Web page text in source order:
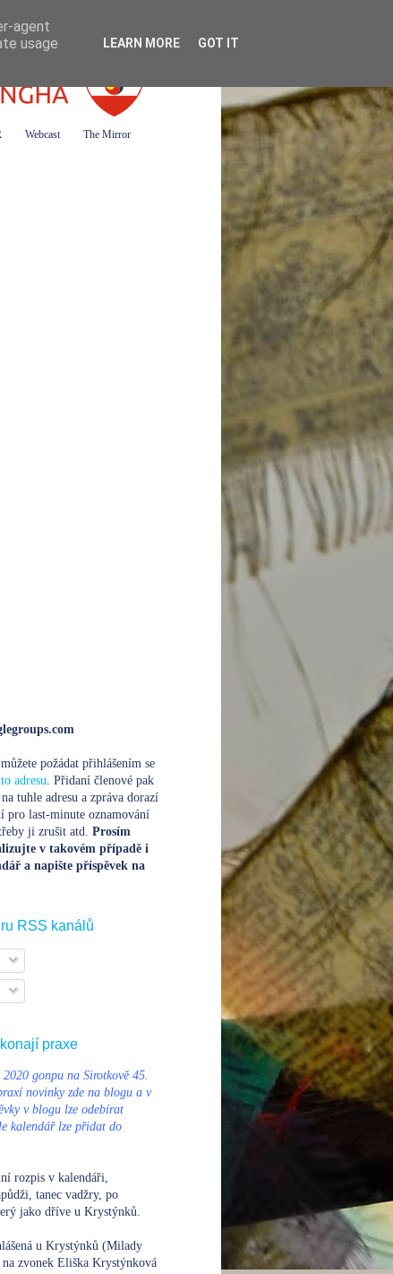
Webcast The Mirror
požádat přihlášením se
adresu. Přidaní členové pak
tuhle adresu a zpráva dorazí
pro last-minute oznamování
ji zrušit atd. Prosím
v takovém případě i
a napište příspěvek na
RSS kanálů
praxe
gonpu na Sirotkově 45.
novinky zde na blogu a v
v blogu lze odebírat
kalendář lze přidat do
rozpis v kalendáři,
tanec vadžry, po
jako dříve u Krystýnků.
u Krystýnků (Milady
na zvonek Eliška Krystýnková
agent
usage
LEARN MORE GOT IT